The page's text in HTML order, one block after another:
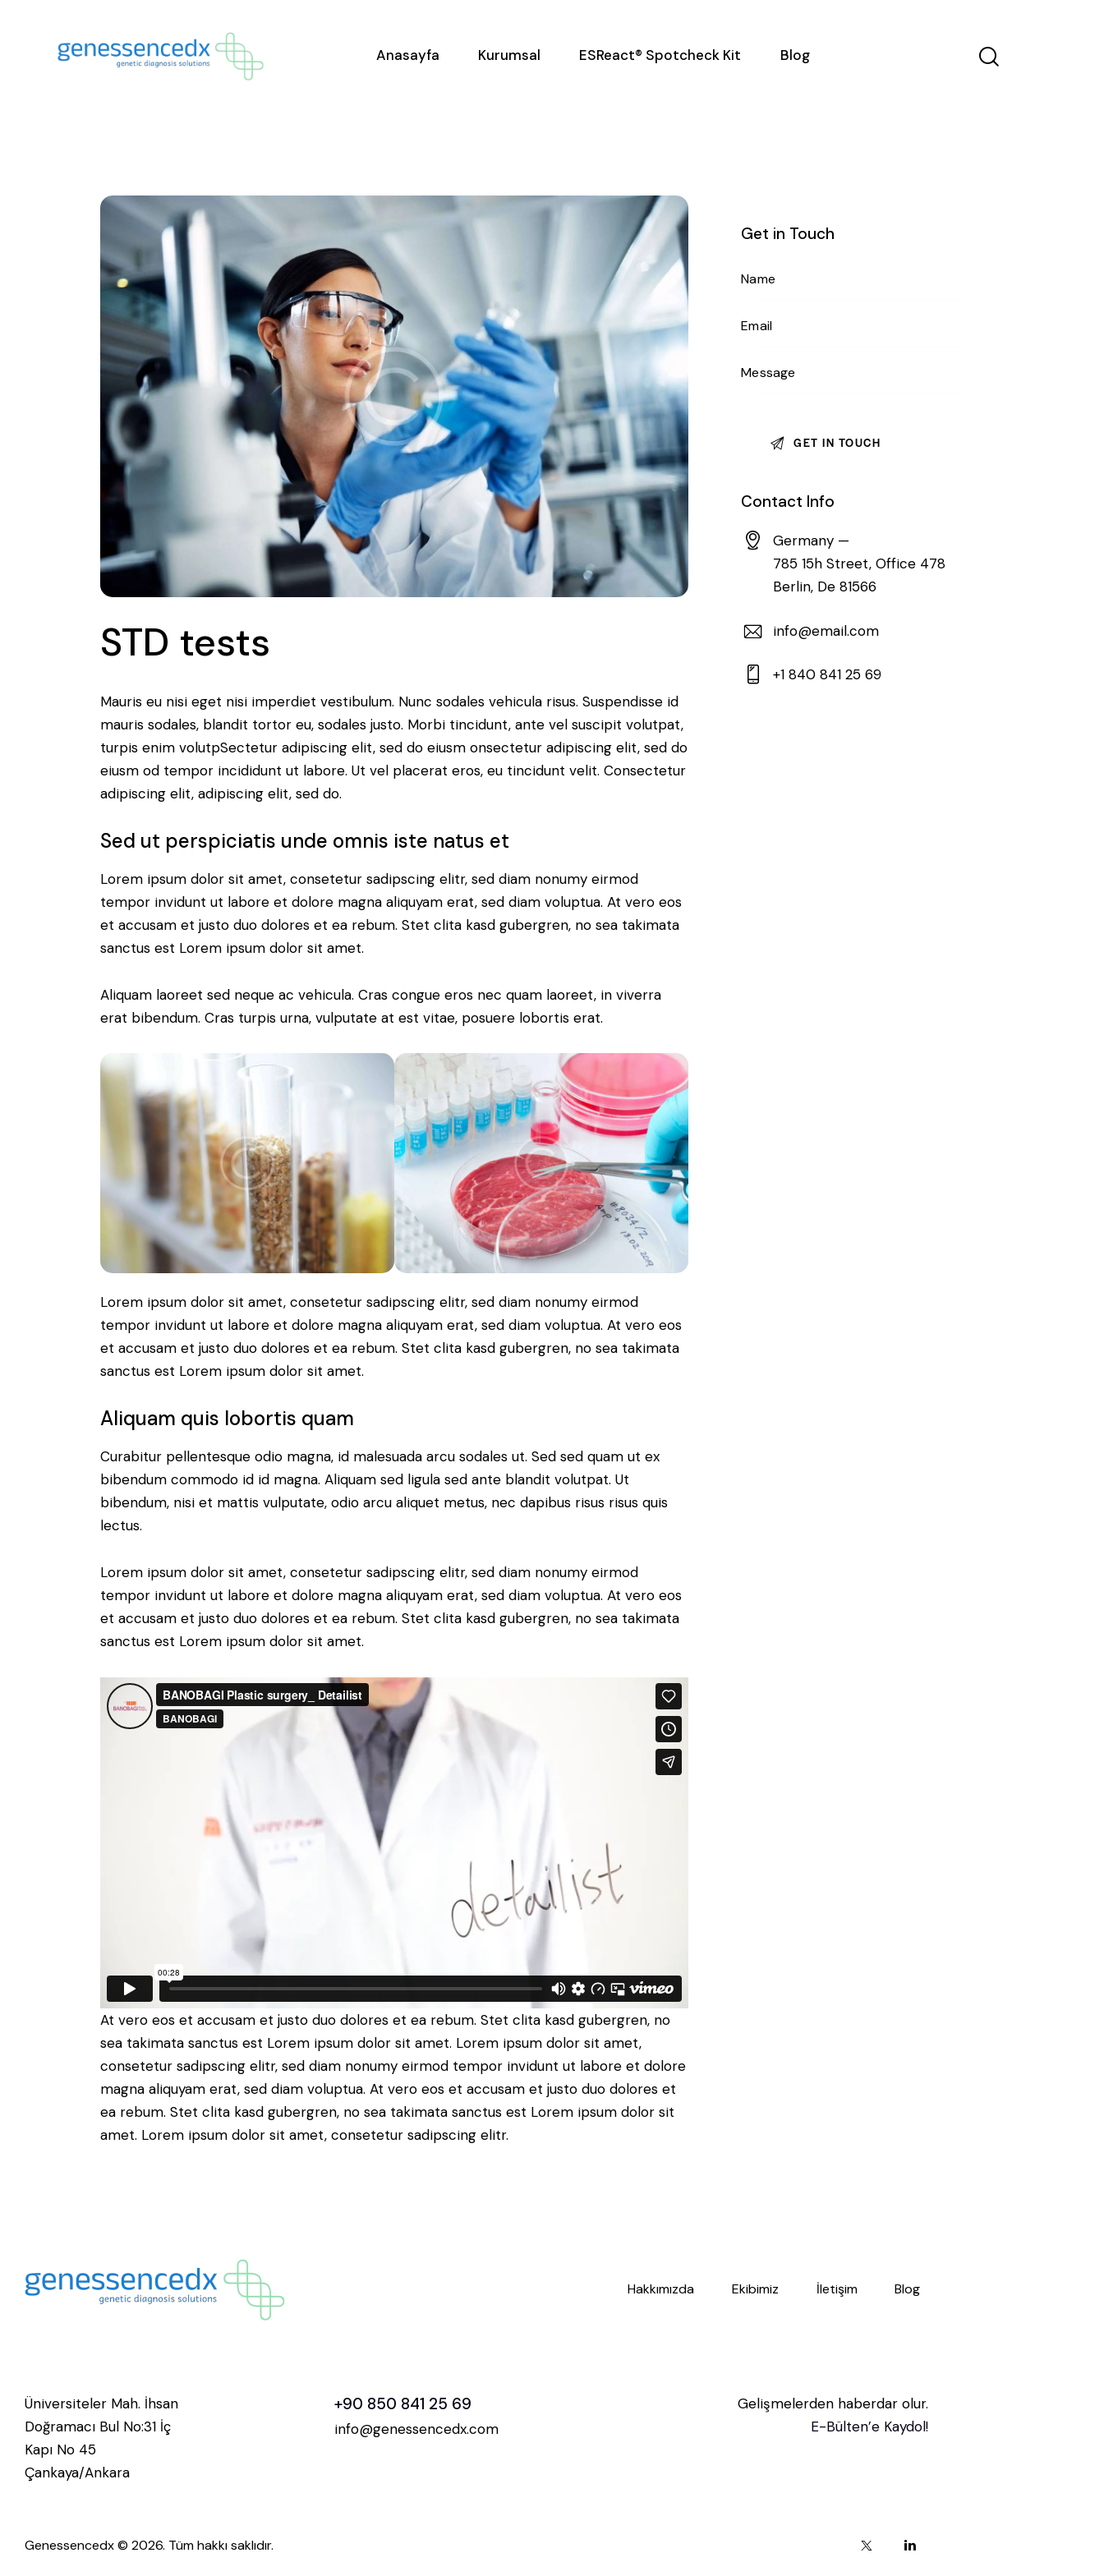
Anasayfa Kurumsal ESReact® Spotcheck Kit Blog
STD tests
Mauris eu nisi eget nisi imperdiet vestibulum. Nunc sodales vehicula risus. Suspendisse id
mauris sodales, blandit tortor eu, sodales justo. Morbi tincidunt, ante vel suscipit volutpat,
turpis enim volutpSectetur adipiscing elit, sed do eiusm onsectetur adipiscing elit, sed do
eiusm od tempor incididunt ut labore. Ut vel placerat eros, eu tincidunt velit. Consectetur
adipiscing elit, adipiscing elit, sed do.
Sed ut perspiciatis unde omnis iste natus et
Lorem ipsum dolor sit amet, consetetur sadipscing elitr, sed diam nonumy eirmod
tempor invidunt ut labore et dolore magna aliquyam erat, sed diam voluptua. At vero eos
et accusam et justo duo dolores et ea rebum. Stet clita kasd gubergren, no sea takimata
sanctus est Lorem ipsum dolor sit amet.
Aliquam laoreet sed neque ac vehicula. Cras congue eros nec quam laoreet, in viverra
erat bibendum. Cras turpis urna, vulputate at est vitae, posuere lobortis erat.
Lorem ipsum dolor sit amet, consetetur sadipscing elitr, sed diam nonumy eirmod
tempor invidunt ut labore et dolore magna aliquyam erat, sed diam voluptua. At vero eos
et accusam et justo duo dolores et ea rebum. Stet clita kasd gubergren, no sea takimata
sanctus est Lorem ipsum dolor sit amet.
Aliquam quis lobortis quam
Curabitur pellentesque odio magna, id malesuada arcu sodales ut. Sed sed quam ut ex
bibendum commodo id id magna. Aliquam sed ligula sed ante blandit volutpat. Ut
bibendum, nisi et mattis vulputate, odio arcu aliquet metus, nec dapibus risus risus quis
lectus.
Lorem ipsum dolor sit amet, consetetur sadipscing elitr, sed diam nonumy eirmod
tempor invidunt ut labore et dolore magna aliquyam erat, sed diam voluptua. At vero eos
et accusam et justo duo dolores et ea rebum. Stet clita kasd gubergren, no sea takimata
sanctus est Lorem ipsum dolor sit amet.
At vero eos et accusam et justo duo dolores et ea rebum. Stet clita kasd gubergren, no
sea takimata sanctus est Lorem ipsum dolor sit amet. Lorem ipsum dolor sit amet,
consetetur sadipscing elitr, sed diam nonumy eirmod tempor invidunt ut labore et dolore
magna aliquyam erat, sed diam voluptua. At vero eos et accusam et justo duo dolores et
ea rebum. Stet clita kasd gubergren, no sea takimata sanctus est Lorem ipsum dolor sit
amet. Lorem ipsum dolor sit amet, consetetur sadipscing elitr.
Get in Touch
Contact Info
Germany —
785 15h Street, Office 478
Berlin, De 81566
info@email.com
+1 840 841 25 69
Hakkımızda Ekibimiz İletişim Blog
Üniversiteler Mah. İhsan
Doğramacı Bul No:31 İç
Kapı No 45
Çankaya/Ankara
+90 850 841 25 69
info@genessencedx.com
Gelişmelerden haberdar olur.
E-Bülten’e Kaydol!
Genessencedx © 2026. Tüm hakkı saklıdır.